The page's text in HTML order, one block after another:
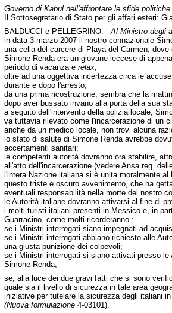
Governo di Kabul nell'affrontare le sfide
Il Sottosegretario di Stato per gli affari esteri:
BALDUCCI e PELLEGRINO. - Al Ministro degli
in data 3 marzo 2007 il nostro connazionale
una cella del carcere di Playa del Carmen,
Simone Renda era un giovane leccese di
periodo di vacanza e relax;
oltre ad una oggettiva incertezza circa le
durante e dopo l'arresto;
da una prima ricostruzione, sembra che la
dopo aver bussato invano alla porta della sua
a seguito dell'intervento della polizia locale,
va tuttavia rilevato come l'incarcerazione di un
anche da un medico locale, non trovi alcuna
lo stato di salute di Simone Renda avrebbe
accertamenti sanitari;
le competenti autorità dovranno ora stabilire,
all'atto dell'incarcerazione (vedere Ansa reg.
l'intera Nazione italiana si è unita moralmente
questo triste e oscuro avvenimento, che ha
eventuali responsabilità nella morte del nostro
le Autorità italiane dovranno attivarsi al fine di
i molti turisti italiani presenti in Messico e, in
Guarracino, come molti ricorderanno-:
se i Ministri interrogati siano impegnati ad
se i Ministri interrogati abbiano richiesto alle
una giusta punizione dei colpevoli;
se i Ministri interrogati si siano attivati presso
Simone Renda;
se, alla luce dei due gravi fatti che si sono
quale sia il livello di sicurezza in tale area
iniziative per tutelare la sicurezza degli italiani
(Nuova formulazione4-03101).